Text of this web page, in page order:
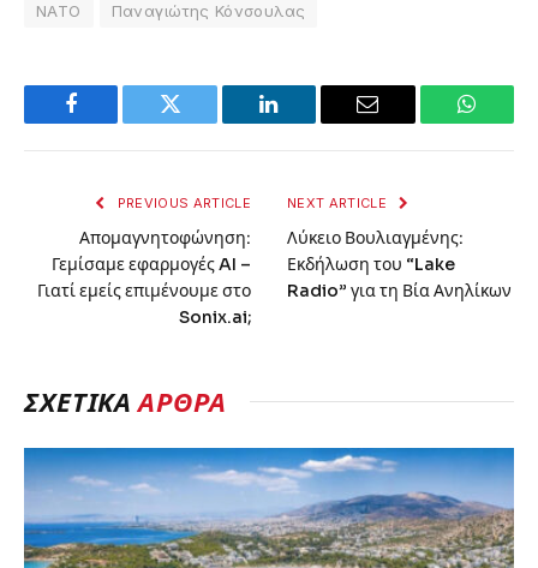
ΝΑΤΟ Παναγιώτης Κόνσουλας
Facebook Twitter LinkedIn Email
PREVIOUS ARTICLE
Απομαγνητοφώνηση:
Γεμίσαμε εφαρμογές AI –
Γιατί εμείς επιμένουμε στο
Sonix.ai;
NEXT ARTICLE
Λύκειο Βουλιαγμένης:
Εκδήλωση του “Lake
Radio” για τη Βία Ανηλίκων
ΣΧΕΤΙΚΑΑΡΘΡΑ